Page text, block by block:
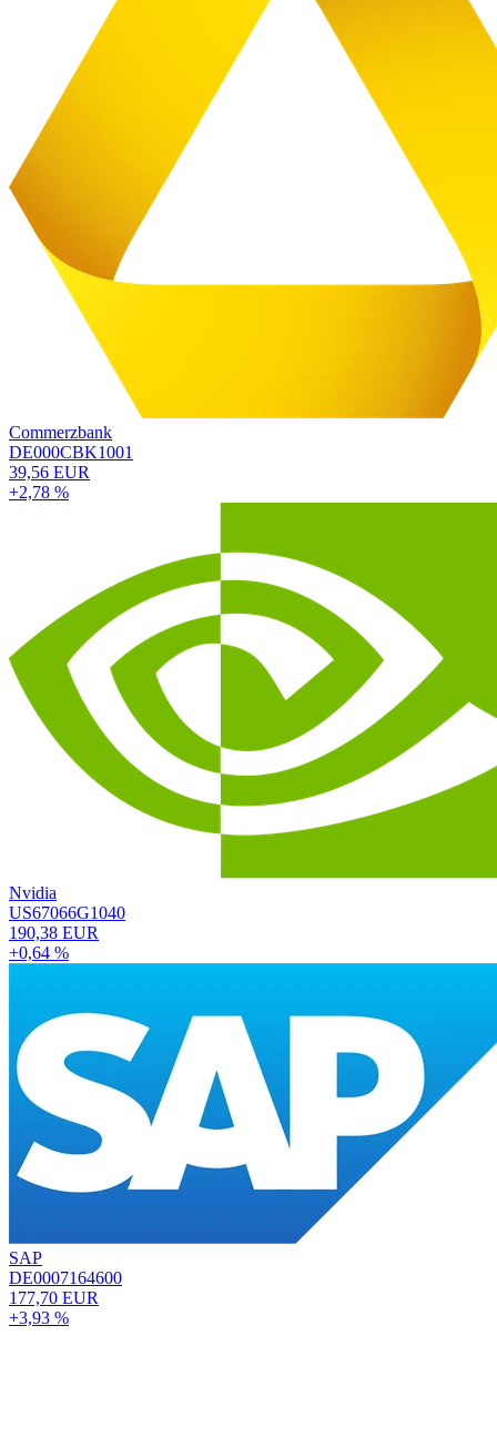
Commerzbank
DE000CBK1001
39,56 EUR
+2,78 %
Nvidia
US67066G1040
190,38 EUR
+0,64 %
SAP
DE0007164600
177,70 EUR
+3,93 %